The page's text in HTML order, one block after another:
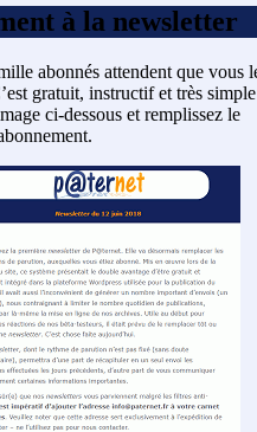
à la newsletter
abonnés attendent que vous
gratuit, instructif et très
ci-dessous et remplissez le